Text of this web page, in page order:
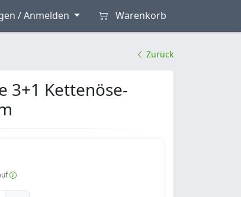
/ Anmelden Warenkorb
Zurück
3+1 Kettenöse-